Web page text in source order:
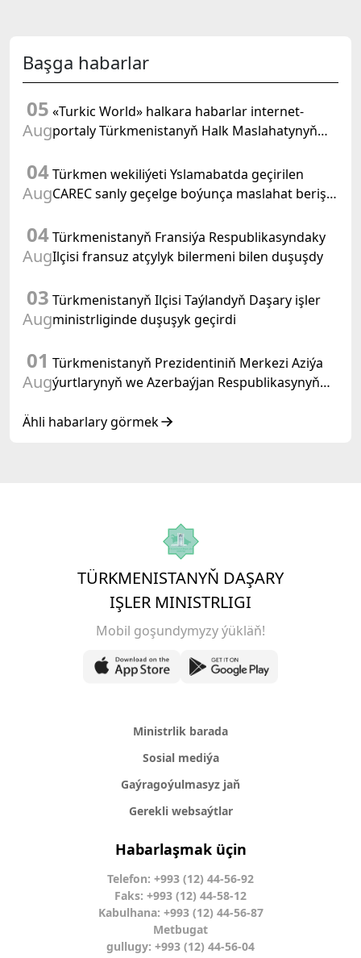
Başga habarlar
05
Aug
«Turkic World» halkara habarlar internet-
portaly Türkmenistanyň Halk Maslahatynyň
beýan eder
04
Aug
Türkmen wekiliýeti Yslamabatda geçirilen
CAREC sanly geçelge boýunça maslahat beriş
04
Aug
Türkmenistanyň Fransiýa Respublikasyndaky
Ilçisi fransuz atçylyk bilermeni bilen duşuşdy
03
Aug
Türkmenistanyň Ilçisi Taýlandyň Daşary işler
ministrliginde duşuşyk geçirdi
01
Aug
Türkmenistanyň Prezidentiniň Merkezi Aziýa
ýurtlarynyň we Azerbaýjan Respublikasynyň
duşuşygyndaky ÇYKYŞY
Ähli habarlary görmek
TÜRKMENISTANYŇ DAŞARY
IŞLER MINISTRLIGI
Mobil goşundymyzy ýükläň!
Ministrlik barada
Sosial mediýa
Gaýragoýulmasyz jaň
Gerekli websaýtlar
Habarlaşmak üçin
Telefon: +993 (12) 44-56-92
Faks: +993 (12) 44-58-12
Kabulhana: +993 (12) 44-56-87
Metbugat
gullugy: +993 (12) 44-56-04